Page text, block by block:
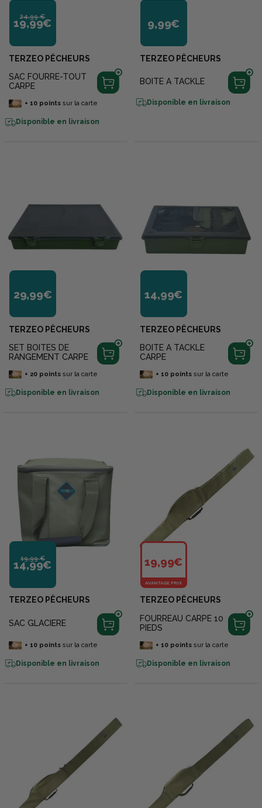
24,99 €
19,99€
TERZEO PÊCHEURS
SAC FOURRE-TOUT
CARPE
+ 10pointssur la carte
Disponible en livraison
9,99€
TERZEO PÊCHEURS
BOITE A TACKLE
Disponible en livraison
29,99€
TERZEO PÊCHEURS
SET BOITES DE
RANGEMENT CARPE
+ 20pointssur la carte
Disponible en livraison
14,99€
TERZEO PÊCHEURS
BOITE A TACKLE
CARPE
+ 10pointssur la carte
Disponible en livraison
19,99 €
14,99€
TERZEO PÊCHEURS
SAC GLACIERE
+ 10pointssur la carte
Disponible en livraison
19,99€
AVANTAGE PRIX
TERZEO PÊCHEURS
FOURREAU CARPE 10
PIEDS
+ 10pointssur la carte
Disponible en livraison